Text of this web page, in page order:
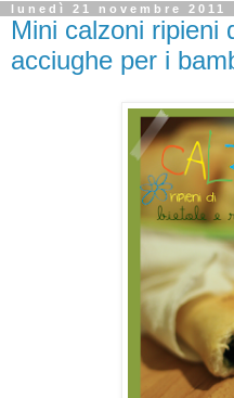
lunedì 21 novembre 2011
Mini calzoni ripieni
acciughe per i